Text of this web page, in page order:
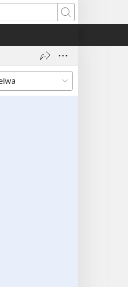
Search